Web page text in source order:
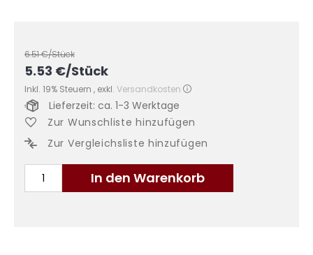
6.51€/Stück
5.53 €/Stück
Inkl. 19% Steuern , exkl. Versandkosten
In den Warenkorb
Lieferzeit: ca. 1-3 Werktage
Zur Wunschliste hinzufügen
Zur Vergleichsliste hinzufügen